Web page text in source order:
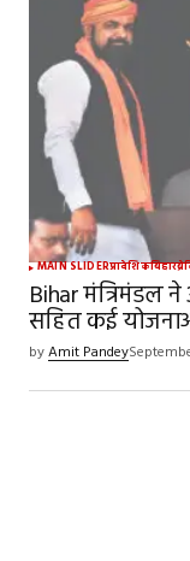
MAIN SLIDERप्रादेशिकबिहार
Bihar मंत्रिमंडल ने
सहित कई
byAmit Pandey